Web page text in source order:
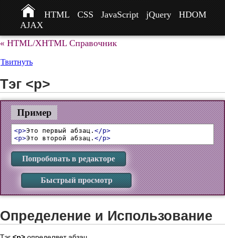
HTML CSS JavaScript jQuery
HDOM
AJAX
« HTML/XHTML Справочник
Твитнуть
Тэг <p>
Пример
<p>Это первый абзац. </p>
<p>Это второй абзац. </p>
Попробовать в редакторе
Быстрый просмотр
Определение и Использование